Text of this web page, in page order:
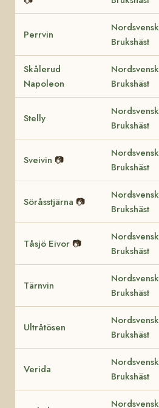
Perrvin
Nordsvensk
Brukshäst
Skålerud
Napoleon
Nordsvensk
Brukshäst
Stelly
Nordsvensk
Brukshäst
Sveivin 📷
Nordsvensk
Brukshäst
Söråsstjärna 📷
Nordsvensk
Brukshäst
Tåsjö Eivor 📷
Nordsvensk
Brukshäst
Tärnvin
Nordsvensk
Brukshäst
Ultråtösen
Nordsvensk
Brukshäst
Verida
Nordsvensk
Brukshäst
Nordsvensk